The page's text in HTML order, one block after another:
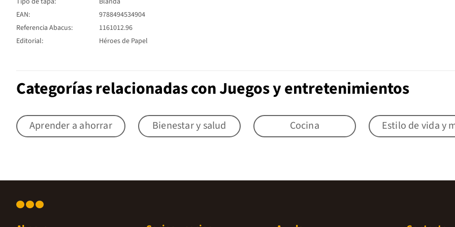
EAN:
9788494534904
Referencia Abacus:
1161012.96
Editorial:
Héroes de Papel
Categorías relacionadas con Juegos y entretenimientos
Aprender a ahorrar Bienestar y salud Cocina Estilo de vida y